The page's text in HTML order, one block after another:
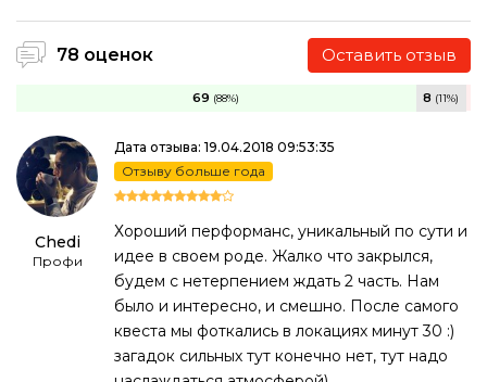
78 оценок Оставить отзыв
69 (88%) 8 (11%)
Chedi
Профи
Дата отзыва: 19.04.2018 09:53:35
Отзыву больше года
Хороший перформанс, уникальный по сути и
идее в своем роде. Жалко что закрылся,
будем с нетерпением ждать 2 часть. Нам
было и интересно, и смешно. После самого
квеста мы фоткались в локациях минут 30 :)
загадок сильных тут конечно нет, тут надо